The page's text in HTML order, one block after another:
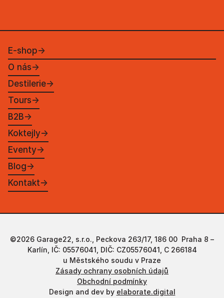
E-shop→
O nás→
Destilerie→
Tours→
B2B→
Koktejly→
Eventy→
Blog→
Kontakt→
©2026 Garage22, s.r.o., Peckova 263/17, 186 00 Praha 8 –
Karlín, IČ: 05576041, DIČ: CZ05576041, C 266184
u Městského soudu v Praze
Zásady ochrany osobních údajů
Obchodní podmínky
Design and dev by elaborate.digital